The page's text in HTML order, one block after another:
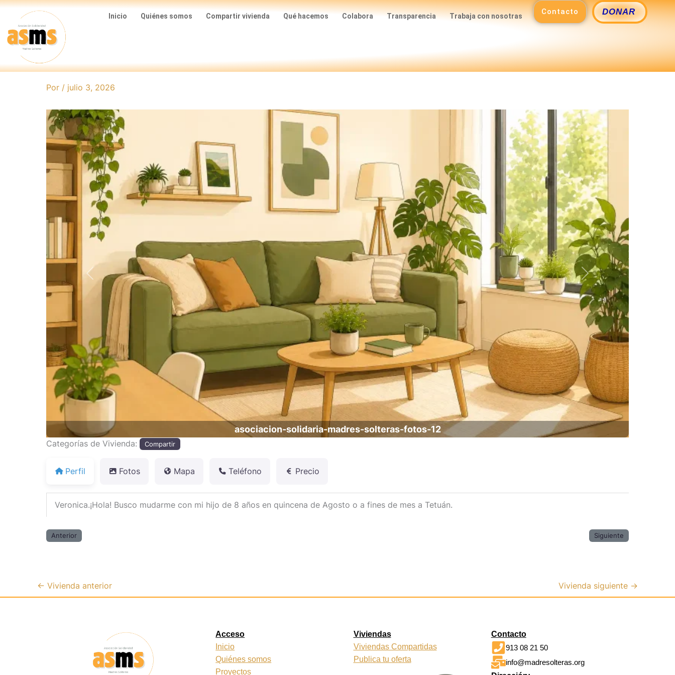
Ir
contenido
Inicio Quiénes somos Compartir vivienda Qué hacemos Colabora Transparencia Trabaja con nosotras Contacto DONAR
Por / julio 3, 2026
asociacion-solidaria-madres-solteras-fotos-12
Anterior Siguiente
Categorías de Vivienda: Compartir
Perfil Fotos Mapa Teléfono Precio
Veronica.¡Hola! Busco mudarme con mi hijo de 8 años en quincena de Agosto o a fines de mes a Tetuán.
Anterior Siguiente
← Vivienda anterior Vivienda siguiente →
Acceso
Inicio
Quiénes somos
Proyectos
Viviendas
Viviendas Compartidas
Publica tu oferta
Contacto
913 08 21 50
info@madresolteras.org